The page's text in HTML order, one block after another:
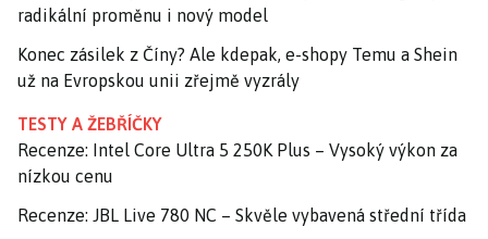
radikální proměnu i nový model
Konec zásilek z Číny? Ale kdepak, e-shopy Temu a Shein
už na Evropskou unii zřejmě vyzrály
TESTY A ŽEBŘÍČKY
Recenze: Intel Core Ultra 5 250K Plus – Vysoký výkon za
nízkou cenu
Recenze: JBL Live 780 NC – Skvěle vybavená střední třída